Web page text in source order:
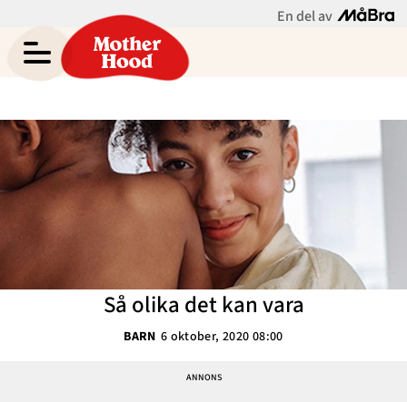
En del av
Bebis & Småbarn
Skolbarn
Tonåringar
Asabea Brittons blogg
Arkiv
Kontakt
Så olika det kan vara
BARN 6 oktober, 2020 08:00